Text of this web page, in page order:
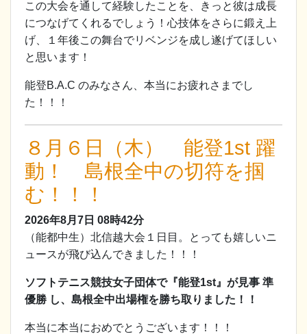
この大会を通して経験したことを、きっと彼は成長
につなげてくれるでしょう！心技体をさらに鍛え上
げ、１年後この舞台でリベンジを成し遂げてほしい
と思います！
能登B.A.C のみなさん、本当にお疲れさまでし
た！！！
８月６日（木） 能登1st 躍
動！ 島根全中の切符を掴
む！！！
2026年8月7日 08時42分
（能都中生）北信越大会１日目。とっても嬉しいニ
ュースが飛び込んできました！！！
ソフトテニス競技女子団体で『能登1st』が見事 準
優勝 し、島根全中出場権を勝ち取りました！！
本当に本当におめでとうございます！！！